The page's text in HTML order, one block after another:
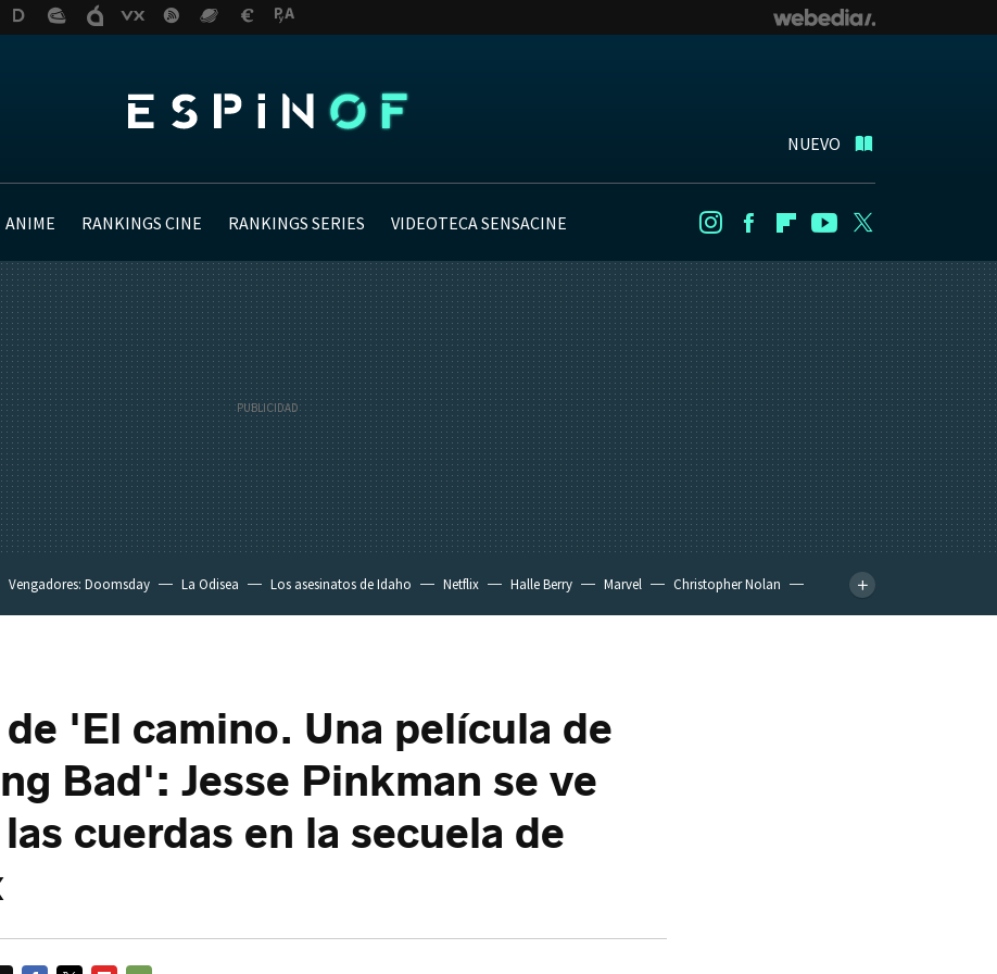
NUEVO
ANIME RANKINGS CINE RANKINGS SERIES VIDEOTECA SENSACINE InstagramFacebookFlipboard
Youtube
Vengadores: Doomsday La Odisea Los asesinatos de Idaho Netflix Halle Berry Marvel
Christopher Nolan
'El camino. Una película de
Bad': Jesse Pinkman se ve
cuerdas en la secuela de